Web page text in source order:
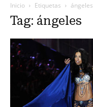
Inicio Etiquetas ángeles
Tag: ángeles